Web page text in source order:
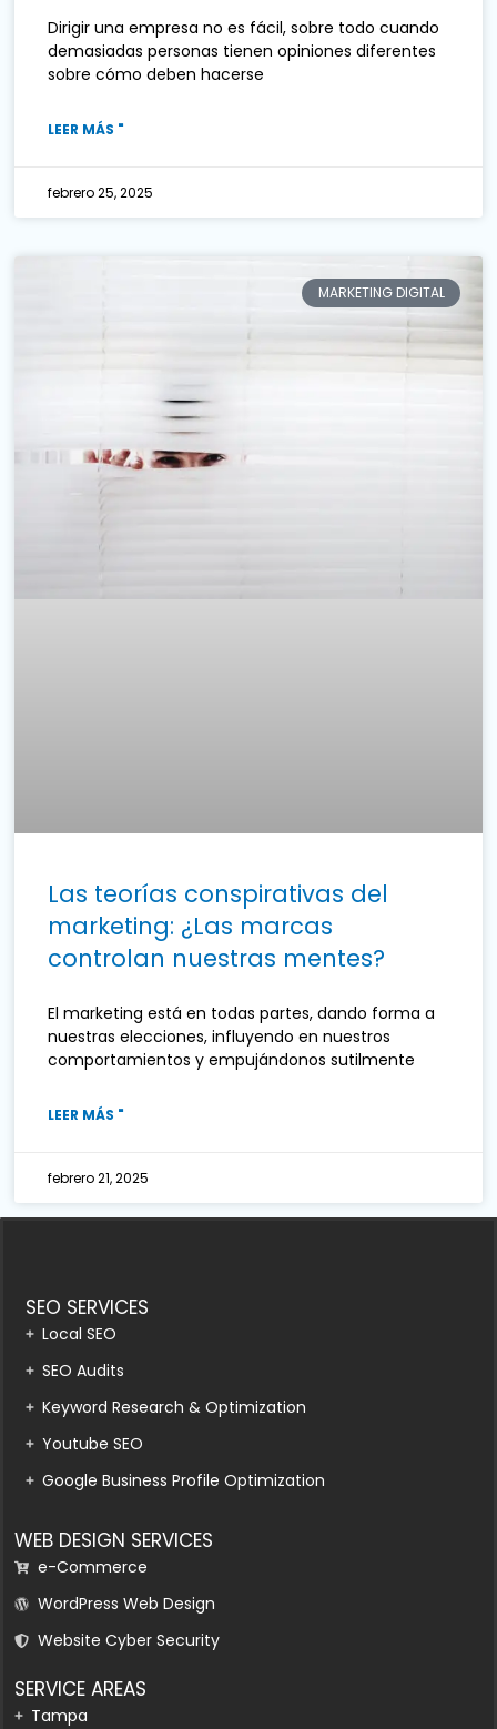
Dirigir una empresa no es fácil, sobre todo cuando
demasiadas personas tienen opiniones diferentes
sobre cómo deben hacerse
LEER MÁS "
febrero 25, 2025
MARKETING DIGITAL
Las teorías conspirativas del
marketing: ¿Las marcas
controlan nuestras mentes?
El marketing está en todas partes, dando forma a
nuestras elecciones, influyendo en nuestros
comportamientos y empujándonos sutilmente
LEER MÁS "
febrero 21, 2025
SEO SERVICES
Local SEO
SEO Audits
Keyword Research & Optimization
Youtube SEO
Google Business Profile Optimization
WEB DESIGN SERVICES
e-Commerce
WordPress Web Design
Website Cyber Security
SERVICE AREAS
Tampa